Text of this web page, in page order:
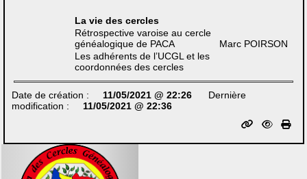
La vie des cercles
Rétrospective varoise au cercle
généalogique de PACA
Marc POIRSON
Les adhérents de l’UCGL et les
coordonnées des cercles
Date de création : 11/05/2021 @ 22:26
Dernière
modification :
11/05/2021 @ 22:36